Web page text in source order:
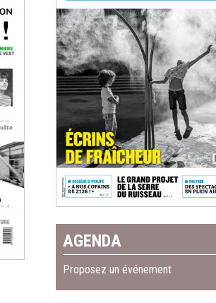
AGENDA
Proposez un événement